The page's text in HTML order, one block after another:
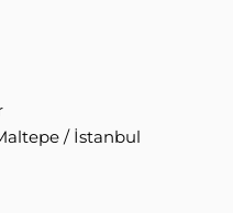
/ İstanbul